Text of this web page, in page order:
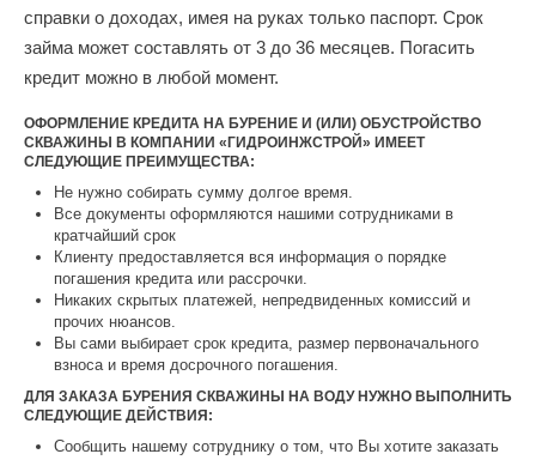
справки о доходах, имея на руках только паспорт. Срок
займа может составлять от 3 до 36 месяцев. Погасить
кредит можно в любой момент.
ОФОРМЛЕНИЕ КРЕДИТА НА БУРЕНИЕ И (ИЛИ) ОБУСТРОЙСТВО
СКВАЖИНЫ В КОМПАНИИ «ГИДРОИНЖСТРОЙ» ИМЕЕТ
СЛЕДУЮЩИЕ ПРЕИМУЩЕСТВА:
Не нужно собирать сумму долгое время.
Все документы оформляются нашими сотрудниками в
кратчайший срок
Клиенту предоставляется вся информация о порядке
погашения кредита или рассрочки.
Никаких скрытых платежей, непредвиденных комиссий и
прочих нюансов.
Вы сами выбирает срок кредита, размер первоначального
взноса и время досрочного погашения.
ДЛЯ ЗАКАЗА БУРЕНИЯ СКВАЖИНЫ НА ВОДУ НУЖНО ВЫПОЛНИТЬ
СЛЕДУЮЩИЕ ДЕЙСТВИЯ:
Сообщить нашему сотруднику о том, что Вы хотите заказать